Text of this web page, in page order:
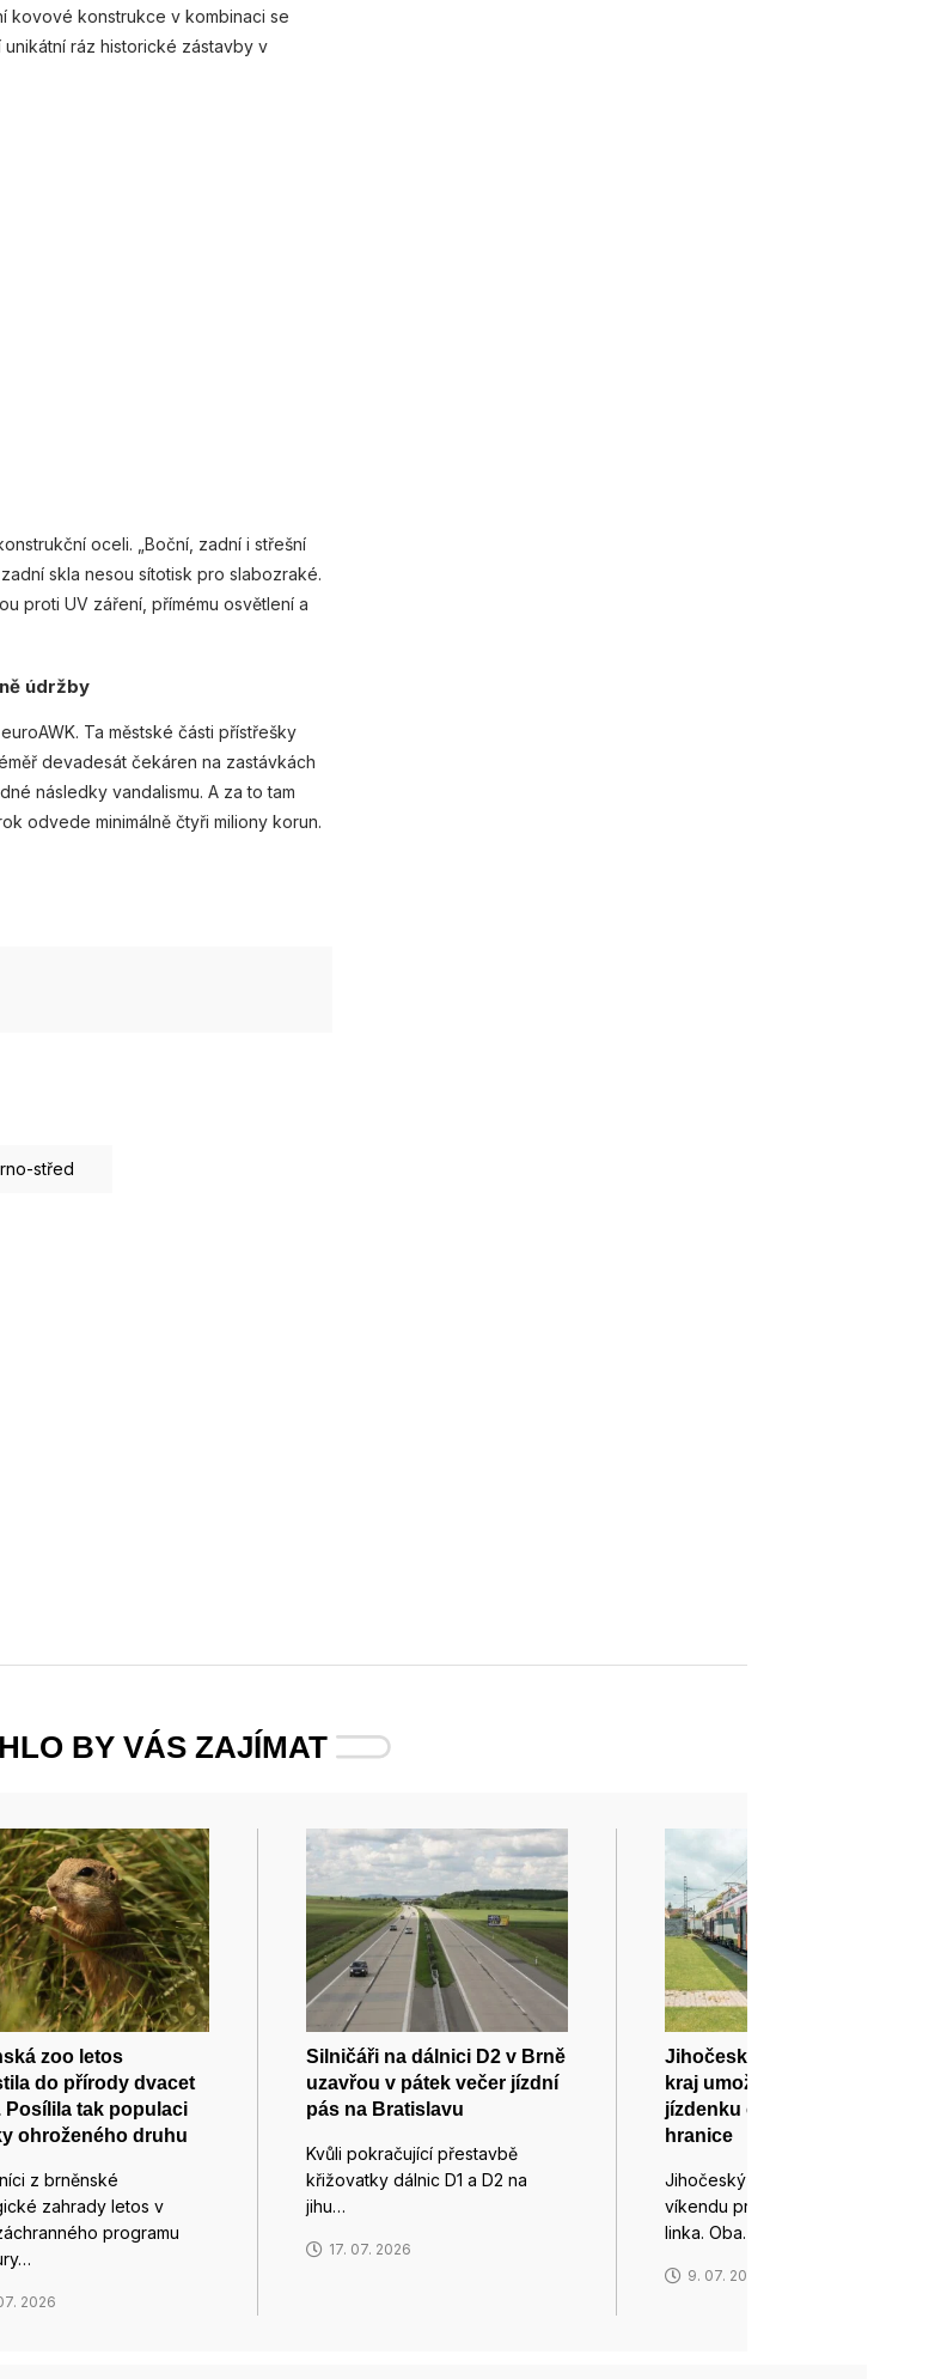
kovové konstrukce v kombinaci se
ráz historické zástavby v
oceli. „Boční, zadní i střešní
skla nesou sítotisk pro slabozraké.
proti UV záření, přímému osvětlení a
údržby
Ta městské části přístřešky
devadesát čekáren na zastávkách
následky vandalismu. A za to tam
odvede minimálně čtyři miliony korun.
střed
BY VÁS ZAJÍMAT
zoo letos
do přírody dvacet
Posílila tak populaci
ohroženého druhu
z brněnské
zahrady letos v
programu
2026
Silničáři na dálnici D2 v Brně
uzavřou v pátek večer jízdní
pás na Bratislavu
Kvůli pokračující přestavbě
křižovatky dálnic D1 a D2 na
jihu…
17. 07. 2026
Jihočeský a Jihomoravský
kraj umožní na jednu
jízdenku cestovat přes své
hranice
Jihočeský a Jihomoravský kraj o
víkendu propojila cykloturistická
linka. Oba…
9. 07. 2026